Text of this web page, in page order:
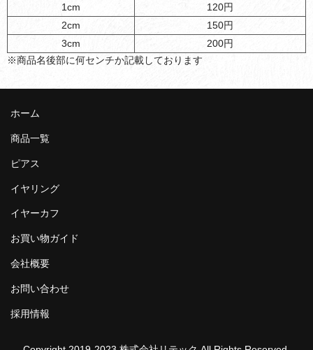
1cm
120円
2cm
150円
3cm
200円
※商品名後部に何センチか記載しております
ホーム
商品一覧
ピアス
イヤリング
イヤーカフ
お買い物ガイド
会社概要
お問い合わせ
採用情報